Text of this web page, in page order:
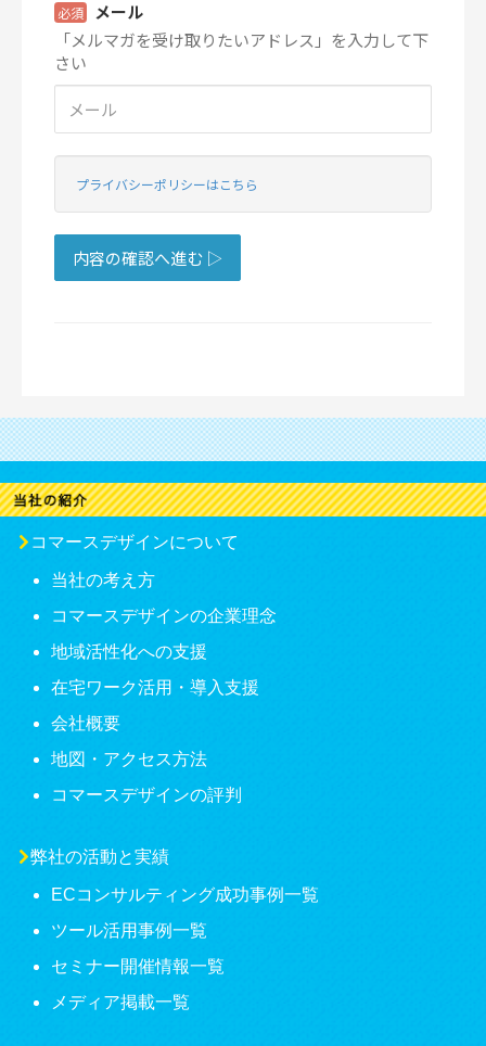
コマースデザインについて
当社の考え方
コマースデザインの企業理念
地域活性化への支援
在宅ワーク活用・導入支援
会社概要
地図・アクセス方法
コマースデザインの評判
弊社の活動と実績
ECコンサルティング成功事例一覧
ツール活用事例一覧
セミナー開催情報一覧
メディア掲載一覧